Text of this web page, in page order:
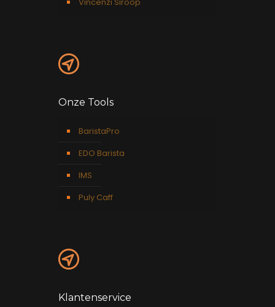
Onze Tools
BaristaPro
EDO Barista
IMS
Puly Caff
Klantenservice